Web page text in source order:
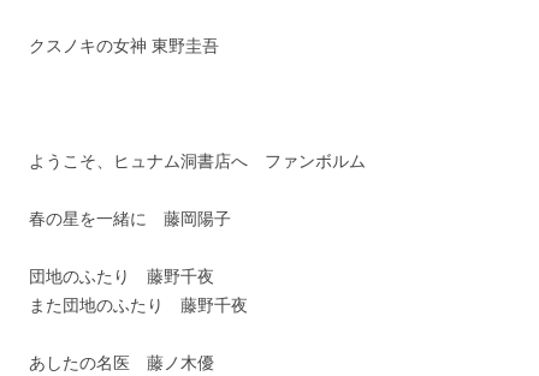
クスノキの女神 東野圭吾
ようこそ、ヒュナム洞書店へ ファンボルム
春の星を一緒に 藤岡陽子
団地のふたり 藤野千夜
また団地のふたり 藤野千夜
あしたの名医 藤ノ木優